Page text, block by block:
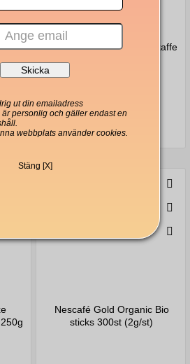
Nescafé Espresso snabbkaffe
Nescafé Gold Organic Bio
sticks 300st (2g/st)
ut din emailadress
personlig och gäller endast en
webbplats använder cookies.
Stäng [X]